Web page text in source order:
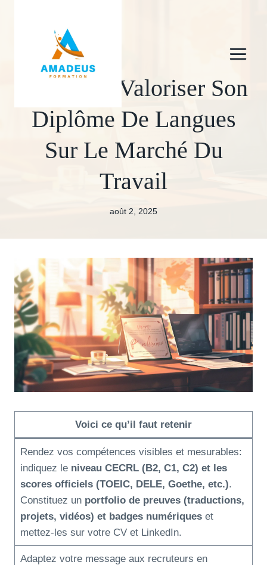
Comment Valoriser Son
Diplôme De Langues
Sur Le Marché Du
Travail
août 2, 2025
Voici ce qu’il faut retenir
Rendez vos compétences visibles et mesurables:
indiquez le niveau CECRL (B2, C1, C2) et les
scores officiels (TOEIC, DELE, Goethe, etc.).
Constituez un portfolio de preuves (traductions,
projets, vidéos) et badges numériqueset
mettez-les sur votre CV et LinkedIn.
Adaptez votre message aux recruteurs en